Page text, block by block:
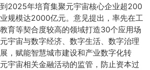
2025年培育集聚元宇宙核心企业超200
规模达2000亿元。意见提出，率先在工
育等契合度较高的领域打造30个应用场
宇宙与数字经济、数字生活、数字治理
，赋能智慧城市建设和产业数字化转
宇宙相关金融活动的监管，防止资本过